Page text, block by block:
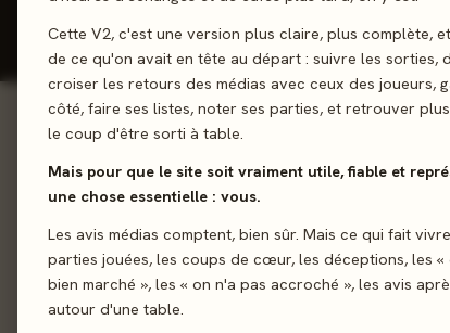
Cette V2, c'est une version plus claire, plus complète,
de ce qu'on avait en tête au départ : suivre les sorties,
croiser les retours des médias avec ceux des joueurs,
côté, faire ses listes, noter ses parties, et retrouver
le coup d'être sorti à table.
Mais pour que le site soit vraiment utile, fiable et
une chose essentielle : vous.
Les avis médias comptent, bien sûr. Mais ce qui fait
parties jouées, les coups de cœur, les déceptions, les «
bien marché », les « on n'a pas accroché », les avis
autour d'une table.
02Le verdict
03On en discute
04 La presse
05Les joueurs
Mobilise ton
avec Pictoo !
Trouve dans
l'élément